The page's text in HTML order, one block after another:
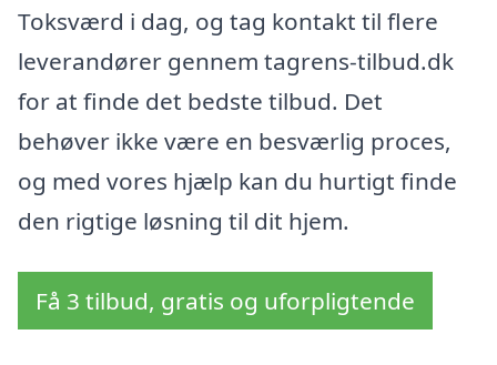
Toksværd i dag, og tag kontakt til flere
leverandører gennem tagrens-tilbud.dk
for at finde det bedste tilbud. Det
behøver ikke være en besværlig proces,
og med vores hjælp kan du hurtigt finde
den rigtige løsning til dit hjem.
Få 3 tilbud, gratis og uforpligtende